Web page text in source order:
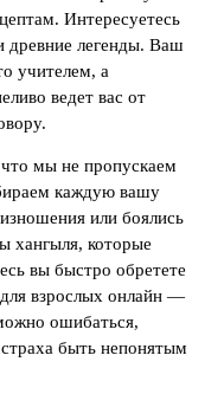
Интересуетесь
древние легенды. Ваш
учителем, а
ведет вас от
мы не пропускаем
каждую вашу
или боялись
хангыля, которые
вы быстро обретете
взрослых онлайн —
ошибаться,
быть непонятым